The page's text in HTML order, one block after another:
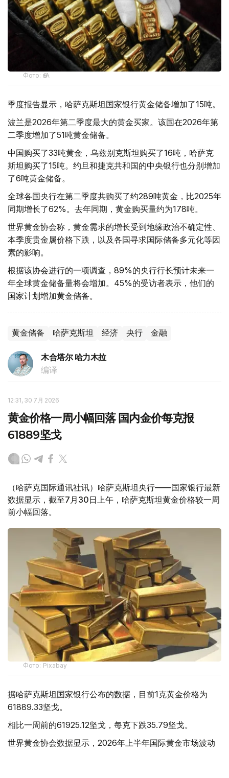
Фото: ӨзА
季度报告显示，哈萨克斯坦国家银行黄金储备增加了15吨。
波兰是2026年第二季度最大的黄金买家。该国在2026年第
二季度增加了51吨黄金储备。
中国购买了33吨黄金，乌兹别克斯坦购买了16吨，哈萨克
斯坦购买了15吨。约旦和捷克共和国的中央银行也分别增加
了6吨黄金储备。
全球各国央行在第二季度共购买了约289吨黄金，比2025年
同期增长了62%。去年同期，黄金购买量约为178吨。
世界黄金协会称，黄金需求的增长受到地缘政治不确定性、
本季度贵金属价格下跌，以及各国寻求国际储备多元化等因
素的影响。
根据该协会进行的一项调查，89%的央行行长预计未来一
年全球黄金储备量将会增加。45%的受访者表示，他们的
国家计划增加黄金储备。
黄金储备 哈萨克斯坦 经济 央行 金融
木合塔尔 哈力木拉
编译
12:31, 30 7月 2026
黄金价格一周小幅回落 国内金价每克报
61889坚戈
（哈萨克国际通讯社讯）哈萨克斯坦央行——国家银行最新
数据显示，截至7月30日上午，哈萨克斯坦黄金价格较一周
前小幅回落。
Фото: Pixabay
据哈萨克斯坦国家银行公布的数据，目前1克黄金价格为
61889.33坚戈。
相比一周前的61925.12坚戈，每克下跌35.79坚戈。
世界黄金协会数据显示，2026年上半年国际黄金市场波动